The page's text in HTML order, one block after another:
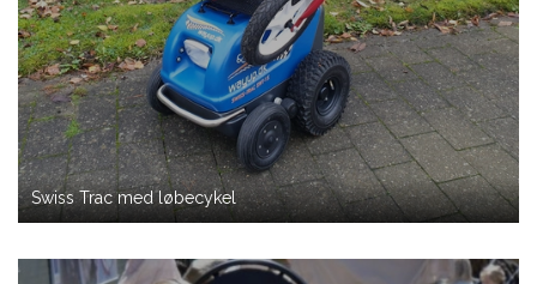
Swiss Trac med løbecykel